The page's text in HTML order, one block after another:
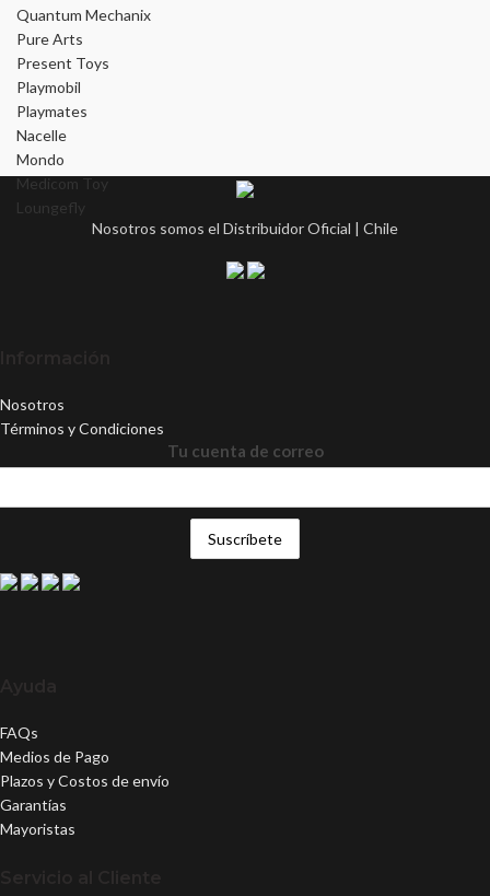
Quantum Mechanix
Pure Arts
Present Toys
Playmobil
Playmates
Nacelle
Mondo
Medicom Toy
Loungefly
Nosotros somos el Distribuidor Oficial | Chile
Nosotros
Términos y Condiciones
Tu cuenta de correo
FAQs
Medios de Pago
Plazos y Costos de envío
Garantías
Mayoristas